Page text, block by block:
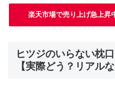
楽天市場で売り上げ急上昇
ヒツジのいらない枕
【実際どう？リアル